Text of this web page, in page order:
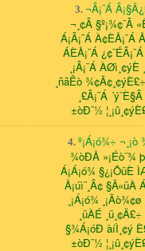
3. ¬Â¡¨Á
¬¸¢Â §º¡¾¢¨Â
Á¡Â¡¨Á
ÁÈÅ¡¨Á
¸¡Â¡¨Á
¸ñãÊò
¸£Â¡¨Á
±òÐ¨½
4. º¡Á¡ó¾÷
¾òÐÅ »¡Éò¨¾
Á¡Á¡ó¾
Å¡úì¨¸Â¢ §Ä«üÀ
¸¡Á¡ó¾
¸üÀÉ
§¾Á¡óÐ àíÌ¸¢ý
±òÐ¨½